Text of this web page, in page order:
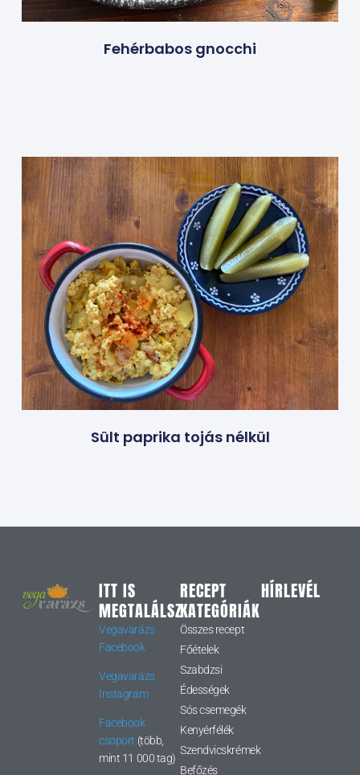
Fehérbabos gnocchi
Sült paprika tojás nélkül
ITT IS
MEGTALÁLSZ
Vegavarázs
Facebook
Vegavarázs
Instagram
Facebook
csoport (több,
mint 11 000 tag)
RECEPT
KATEGÓRIÁK
Összes recept
Főételek
Szabdzsi
Édességek
Sós csemegék
Kenyérfélék
Szendvicskrémek
Befőzés
HÍRLEVÉL